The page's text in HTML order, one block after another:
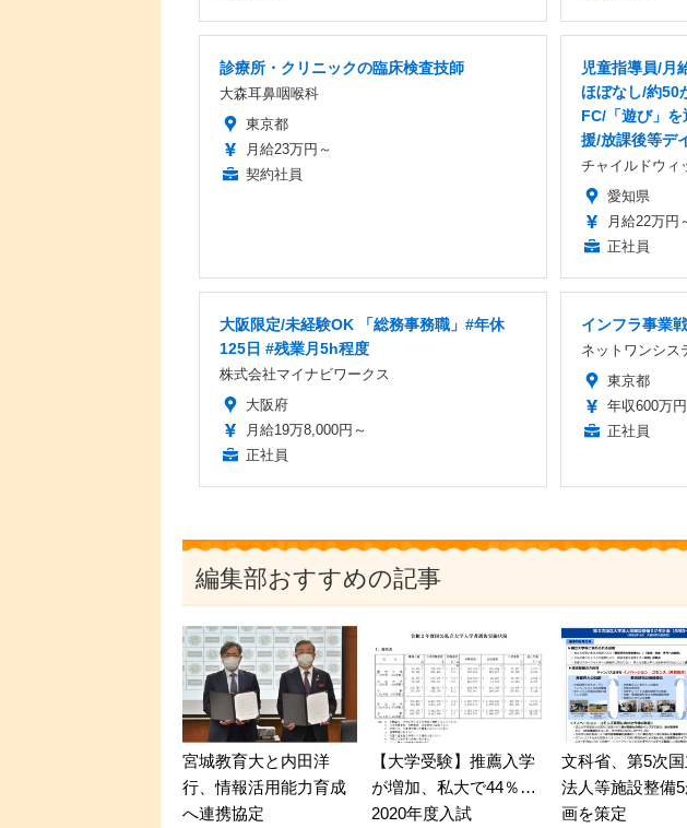
診療所・クリニックの臨床検査技師
大森耳鼻咽喉科
東京都
月給23万円～
契約社員
児童指導員/月
ほぼなし/約50
FC/「遊び」
援/放課後等デ
チャイルドウィ
愛知県
月給22万円
正社員
大阪限定/未経験OK 「総務事務職」#年休
125日 #残業月5h程度
株式会社マイナビワークス
大阪府
月給19万8,000円～
正社員
インフラ事業
ネットワンシス
東京都
年収600万
正社員
編集部おすすめの記事
宮城教育大と内田洋
行、情報活用能力育成
へ連携協定
【大学受験】推薦入学
が増加、私大で44％…
2020年度入試
文科省、第5次
法人等施設整備
画を策定